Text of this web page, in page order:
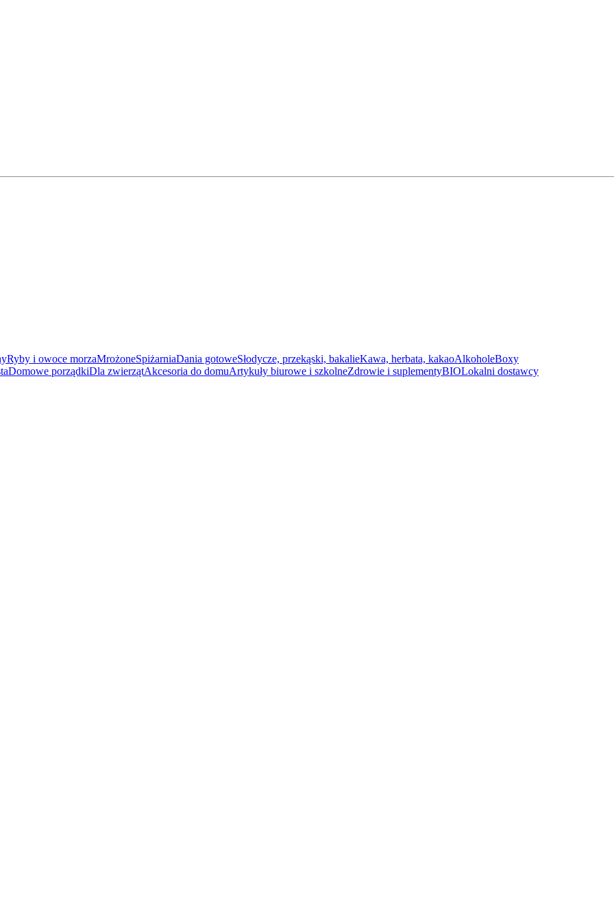
Ryby i owoce morzaMrożoneSpiżarniaDania gotoweSłodycze, przekąski, bakalieKawa, herbata, kakaoAlkoholeBoxy
Domowe porządkiDla zwierzątAkcesoria do domuArtykuły biurowe i szkolneZdrowie i suplementyBIOLokalni dostawcy